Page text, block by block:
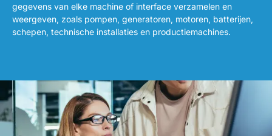
gegevens van elke machine of interface verzamelen en
weergeven, zoals pompen, generatoren, motoren, batterijen,
schepen, technische installaties en productiemachines.